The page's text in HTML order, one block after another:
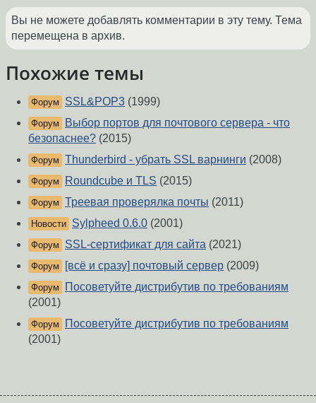
Вы не можете добавлять комментарии в эту тему. Тема
перемещена в архив.
Похожие темы
Форум SSL&POP3 (1999)
Форум
Выбор портов для почтового сервера - что
безопаснее? (2015)
Форум Thunderbird - убрать SSL варнинги (2008)
Форум Roundcube и TLS (2015)
Форум Треевая проверялка почты (2011)
Новости Sylpheed 0.6.0 (2001)
Форум SSL-сертификат для сайта (2021)
Форум [всё и сразу] почтовый сервер (2009)
Форум
Посоветуйте дистрибутив по требованиям
(2001)
Форум
Посоветуйте дистрибутив по требованиям
(2001)